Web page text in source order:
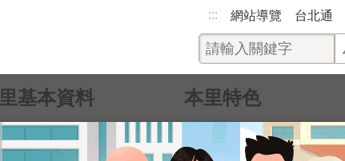
::: 網站導覽 台北通
里基本資料 本里特色